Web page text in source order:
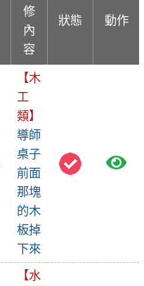
修
內
容
狀態 動作
【木
工
類】
導師
桌子
前面
那塊
的木
板掉
下來
檢
【水